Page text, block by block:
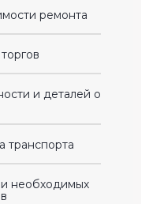
ремонта
и деталей о
транспорта
необходимых